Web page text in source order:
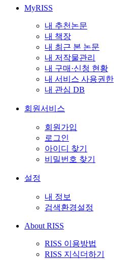
MyRISS
내 추천논문
내 책장
내 최근 본 논문
내 저작물관리
내 구매·신청 현황
내 서비스 사용권한
내 관심 DB
회원서비스
회원가입
로그인
아이디 찾기
비밀번호 찾기
설정
내 정보
검색환경설정
About RISS
RISS 이용방법
RISS 지식더하기